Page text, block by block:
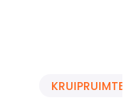
KRUIPRUIMTE